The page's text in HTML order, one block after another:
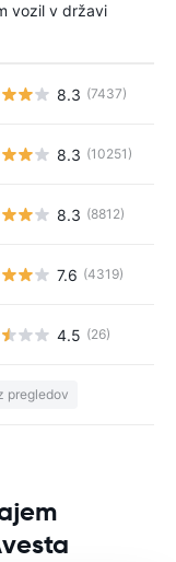
vozil v državi
8.3 (7437)
8.3 (10251)
8.3 (8812)
7.6 (4319)
4.5 (26)
pregledov